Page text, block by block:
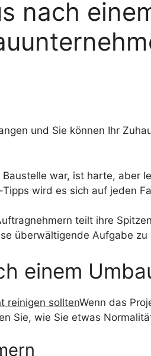
nach
und Sie können Ihr
war, ist harte, aber
wird es sich auf jeden
teilt ihre
überwältigende Aufgabe zu
einem
reinigen solltenWenn das
Sie, wie Sie etwas